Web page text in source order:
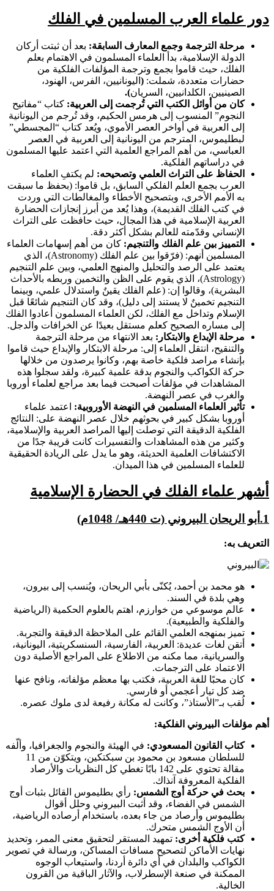
دور علماء العرب المسلمين في الفلك
مرحلة الترجمة وجمع المعارف السابقة: بعد أن ثبتت أركان
الدولة الإسلامية، بدأ العلماء المسلمون في الاهتمام بعلم
الفلك، حيث قاموا بجمع وترجمة المؤلفات الفلكية من
حضارات متعددة، شملت: ( اليونانيين، الفرس، الهنود،
الصينيين، الكلدانيين، السريان).
كان من أوائل الكتب التي تُرجمت إلى العربية: كتاب “مفاتيح
النجوم” المنسوب إلى هرمس الحكيم، وقد تُرجم من اليونانية
إلى العربية في أواخر العصر الأموي، ويُعد كتاب “المجسطي”
لبطليموس، المترجم من اليونانية إلى العربية في العصر
العباسي، من أهم المراجع العلمية التي اعتمد عليها المسلمون
في دراساتهم الفلكية.
الحفاظ على التراث العلمي وتصحيحه: لم يكتفِ العلماء
العرب بجمع العلم الفلكي السابق، بل قاموا: (بحفظ ما سبقت
به الأمم الأخرى، وبتصحيح الأخطاء والمغالطات التي وردت
في كتب الفلك القديمة)، وهذا يُعد من أبرز إنجازات الحضارة
العربية الإسلامية في هذا المجال، حيث حافظت على التراث
الإنساني وقدّمته للعالم بشكل أكثر دقة.
التمييز بين علم الفلك والتنجيم: كان من أهم إسهامات العلماء
المسلمين أنهم: (فرّقوا بين علم الفلك (Astronomy)، الذي
يعتمد على الرصد والتحليل والمنهج العلمي، وبين علم التنجيم
(Astrology)، الذي يقوم على الظن والتخمين وربطه بالأحداث
البشرية)، وقالوا إن: (علم الفلك يقينٌ واستدلال علمي، وبينما
التنجيم تخمينٌ لا يستند إلى دليل)، وقد كان التنجيم شائعًا قبل
الإسلام وتداخل مع الفلك، لكن العلماء المسلمون أعادوا الفلك
إلى مساره الصحيح كعلم مستقل بعيدًا عن الخرافات والدجل.
مرحلة الإبداع والابتكار: بعد الانتهاء من مرحلة الترجمة
والتنقيح، انتقل العلماء إلى: مرحلة الابتكار والإبداع حيث قاموا
بإنشاء مراصد فلكية خاصة بهم، وكانوا يرصدون من خلالها
حركة الكواكب والنجوم بدقة علمية كبيرة، ولقد سجلوا هذه
المشاهدات في مؤلفات أصبحت فيما بعد مراجع لعلماء أوروبا
والغرب في عصر النهضة.
تأثير العلماء المسلمين في النهضة الأوروبية:
اعتمد علماء
أوروبا بشكل كبير في بحوثهم خلال عصر النهضة على: النتائج
الفلكية الدقيقة التي توصلت إليها المراصد العربية والإسلامية،
وكثير من هذه المشاهدات والتفسيرات كانت قريبة جدًا من
الاكتشافات العلمية الحديثة، وهو ما يدل على الريادة الحقيقية
للعلماء المسلمين في هذا الميدان.
أشهر علماء الفلك في الحضارة الإسلامية
1.أبو الريحان البيروني (ت 440هـ/ 1048م)
التعريف به:
هو محمد بن أحمد، يُكنّى بأبي الريحان، ويُنسب إلى بيرون،
وهي بلدة في السند.
عالم موسوعي من خوارزم، اهتم بالعلوم الحكمية (الرياضية
والفلكية والطبيعية).
تميز بمنهجه العلمي القائم على الملاحظة الدقيقة والتجربة.
أتقن لغات عديدة: العربية، الفارسية، السنسكريتية، اليونانية،
والسريانية، مما مكنه من الاطلاع على المراجع الأصلية دون
الاعتماد على الترجمات.
كان محبًا للغة العربية، فكتب بها معظم مؤلفاته، ونافح عنها
ضد كل تيار أعجمي أو فارسي.
لُقب بـ”الأستاذ”، وكانت له مكانة رفيعة لدى ملوك عصره.
أهم مؤلفات البيروني الفلكية:
كتاب القانون المسعودي: في الهيئة والنجوم والجغرافيا، وألّفه
للسلطان مسعود بن محمود بن سبكتكين، ويتكوّن من 11
مقالة تحتوي على 142 بابًا تغطي كل النظريات والأرصاد
الفلكية المعروفة آنذاك.
بحث في حركة أوج الشمس: رأي بطليموس القائل بثبات أوج
الشمس في الفضاء، وقد أثبت البيروني وحلل أقوال
بطليموس وأرصاد من جاء بعده، باستخدام أرصاده الرياضية،
أن الأوج الشمس متحرك.
كتب فلكية أخرى: تمهيد المستقر لتحقيق معنى الممر، وتحديد
نهايات الأماكن لتصحيح مسافات المساكن، ورسالة في تصوير
الكواكب والبلدان في أي دائرة أردنا، واستيعاب الوجوه
الممكنة في صنعة الإسطرلاب، والآثار الباقية من القرون
الخالية.